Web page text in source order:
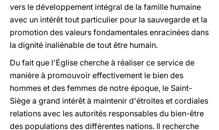
vers le développement intégral de la famille humaine
avec un intérêt tout particulier pour la sauvegarde et la
promotion des valeurs fondamentales enracinées dans
la dignité inaliénable de tout être humain.
Du fait que l'Église cherche à réaliser ce service de
manière à promouvoir effectivement le bien des
hommes et des femmes de notre époque, le Saint-
Siège a grand intérêt à maintenir d'étroites et cordiales
relations avec les autorités responsables du bien-être
des populations des différentes nations. Il recherche